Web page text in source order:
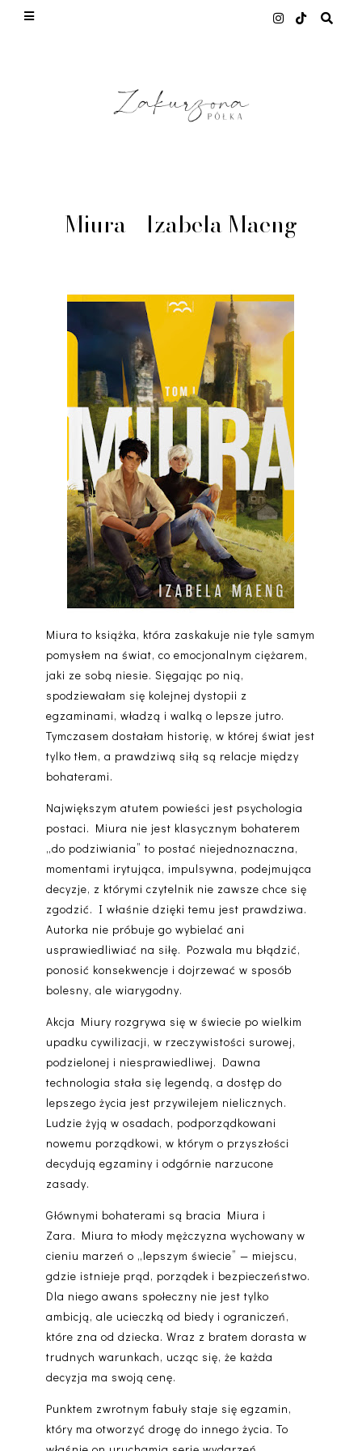
Miura - Izabela Maeng
Miura to książka, która zaskakuje nie tyle samym
pomysłem na świat, co emocjonalnym ciężarem,
jaki ze sobą niesie. Sięgając po nią,
spodziewałam się kolejnej dystopii z
egzaminami, władzą i walką o lepsze jutro.
Tymczasem dostałam historię, w której świat jest
tylko tłem, a prawdziwą siłą są relacje między
bohaterami.
Największym atutem powieści jest psychologia
postaci. Miura nie jest klasycznym bohaterem
„do podziwiania” to postać niejednoznaczna,
momentami irytująca, impulsywna, podejmująca
decyzje, z którymi czytelnik nie zawsze chce się
zgodzić. I właśnie dzięki temu jest prawdziwa.
Autorka nie próbuje go wybielać ani
usprawiedliwiać na siłę. Pozwala mu błądzić,
ponosić konsekwencje i dojrzewać w sposób
bolesny, ale wiarygodny.
Akcja Miuryrozgrywa się w świecie po wielkim
upadku cywilizacji, w rzeczywistości surowej,
podzielonej i niesprawiedliwej. Dawna
technologia stała się legendą, a dostęp do
lepszego życia jest przywilejem nielicznych.
Ludzie żyją w osadach, podporządkowani
nowemu porządkowi, w którym o przyszłości
decydują egzaminy i odgórnie narzucone
zasady.
Głównymi bohaterami są bracia Miura i
Zara. Miura to młody mężczyzna wychowany w
cieniu marzeń o „lepszym świecie” — miejscu,
gdzie istnieje prąd, porządek i bezpieczeństwo.
Dla niego awans społeczny nie jest tylko
ambicją, ale ucieczką od biedy i ograniczeń,
które zna od dziecka. Wraz z bratem dorasta w
trudnych warunkach, ucząc się, że każda
decyzja ma swoją cenę.
Punktem zwrotnym fabuły staje się egzamin,
który ma otworzyć drogę do innego życia. To
This site uses cookies from Google to deliver its
quality of service, generate usage statistics, and
to detect and address abuse.
LEARN MORE